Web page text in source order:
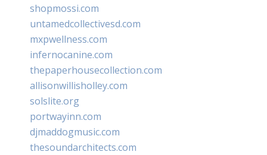
shopmossi.com
untamedcollectivesd.com
mxpwellness.com
infernocanine.com
thepaperhousecollection.com
allisonwillisholley.com
solslite.org
portwayinn.com
djmaddogmusic.com
thesoundarchitects.com